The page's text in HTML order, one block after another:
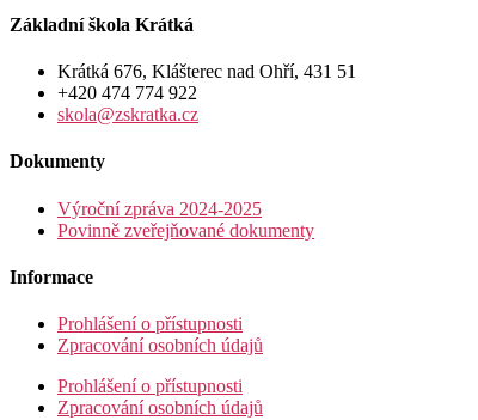
Základní škola Krátká
Krátká 676, Klášterec nad Ohří, 431 51
+420 474 774 922
skola@zskratka.cz
Dokumenty
Výroční zpráva 2024-2025
Povinně zveřejňované dokumenty
Informace
Prohlášení o přístupnosti
Zpracování osobních údajů
Prohlášení o přístupnosti
Zpracování osobních údajů